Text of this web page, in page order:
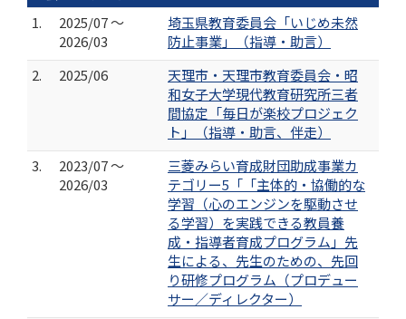
1.
2025/07 ～
2026/03
埼玉県教育委員会「いじめ未然
防止事業」（指導・助言）
2.
2025/06
天理市・天理市教育委員会・昭
和女子大学現代教育研究所三者
間協定「毎日が楽校プロジェク
ト」（指導・助言、伴走）
3.
2023/07 ～
2026/03
三菱みらい育成財団助成事業カ
テゴリー5「「主体的・協働的な
学習（心のエンジンを駆動させ
る学習）を実践できる教員養
成・指導者育成プログラム」先
生による、先生のための、先回
り研修プログラム（プロデュー
サー／ディレクター）